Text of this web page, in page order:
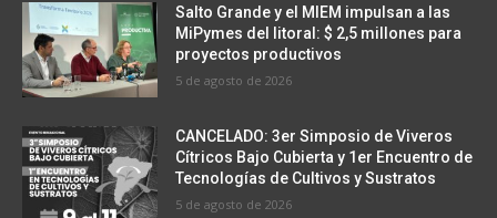
Salto Grande y el MIEM impulsan a las
MiPymes del litoral: $ 2,5 millones para
proyectos productivos
5 de agosto de 2026
CANCELADO: 3er Simposio de Viveros
Cítricos Bajo Cubierta y 1er Encuentro de
Tecnologías de Cultivos y Sustratos
5 de agosto de 2026